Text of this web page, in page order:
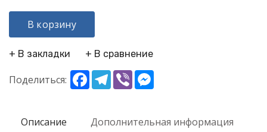
В корзину
+ В закладки + В сравнение
Поделиться: FacebookTelegram
Viber
Описание Дополнительная информация